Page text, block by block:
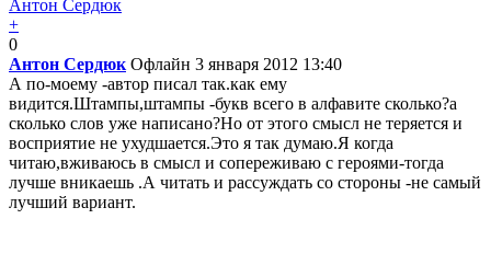
Антон Сердюк
+
0
Антон Сердюк Офлайн 3 января 2012 13:40
А по-моему -автор писал так.как ему
видится.Штампы,штампы -букв всего в алфавите сколько?а
сколько слов уже написано?Но от этого смысл не теряется и
восприятие не ухудшается.Это я так думаю.Я когда
читаю,вживаюсь в смысл и сопереживаю с героями-тогда
лучше вникаешь .А читать и рассуждать со стороны -не самый
лучший вариант.